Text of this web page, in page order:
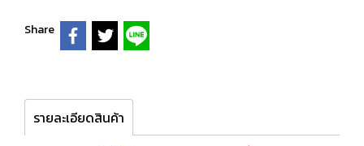
Share
รายละเอียดสินค้า